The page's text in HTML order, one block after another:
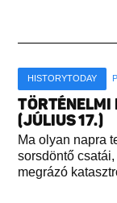
HISTORYTODAY
TÖRTÉNELMI
(JÚLIUS 17.)
Ma olyan napra
sorsdöntő
megrázó